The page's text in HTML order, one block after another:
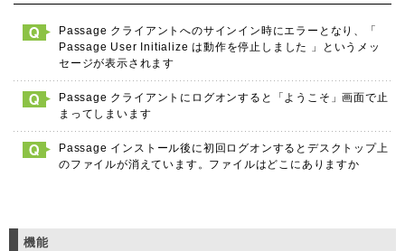
Passage クライアントへのサインイン時にエラーとなり、「
Passage User Initialize は動作を停止しました 」というメッ
セージが表示されます
Passage クライアントにログオンすると「ようこそ」画面で止
まってしまいます
Passage インストール後に初回ログオンするとデスクトップ上
のファイルが消えています。ファイルはどこにありますか
機能